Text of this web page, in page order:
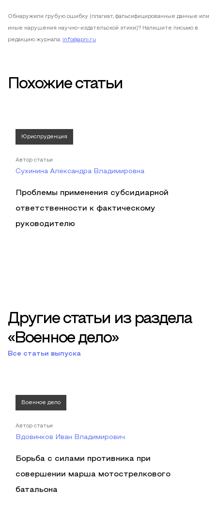
Обнаружили грубую ошибку (плагиат, фальсифицированные данные или
иные нарушения научно-издательской этики)? Напишите письмо в
редакцию журнала: info@apni.ru
Похожие статьи
Юриспруденция
Автор статьи
Сухинина Александра Владимировна
Проблемы применения субсидиарной
ответственности к фактическому
руководителю
Другие статьи из раздела
«Военное дело»
Все статьи выпуска
Военное дело
Автор статьи
Вдовинков Иван Владимирович
Борьба с силами противника при
совершении марша мотострелкового
батальона